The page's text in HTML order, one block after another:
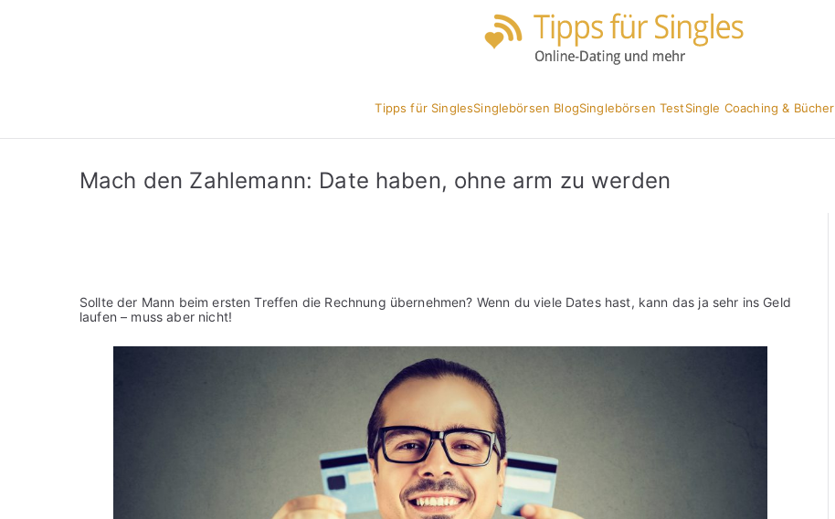
Tipps für SinglesSinglebörsen BlogSinglebörsen TestSingle Coaching & Bücher
Mach den Zahlemann: Date haben, ohne arm zu werden
Sollte der Mann beim ersten Treffen die Rechnung übernehmen? Wenn du viele Dates hast, kann das ja sehr ins Geld
laufen – muss aber nicht!